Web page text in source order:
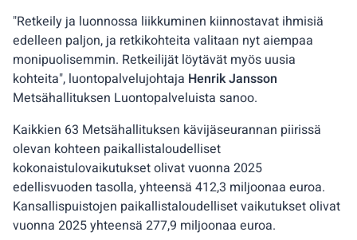
"Retkeily ja luonnossa liikkuminen kiinnostavat ihmisiä
edelleen paljon, ja retkikohteita valitaan nyt aiempaa
monipuolisemmin. Retkeilijät löytävät myös uusia
kohteita", luontopalvelujohtaja Henrik Jansson
Metsähallituksen Luontopalveluista sanoo.
Kaikkien 63 Metsähallituksen kävijäseurannan piirissä
olevan kohteen paikallistaloudelliset
kokonaistulovaikutukset olivat vuonna 2025
edellisvuoden tasolla, yhteensä 412,3 miljoonaa euroa.
Kansallispuistojen paikallistaloudelliset vaikutukset olivat
vuonna 2025 yhteensä 277,9 miljoonaa euroa.